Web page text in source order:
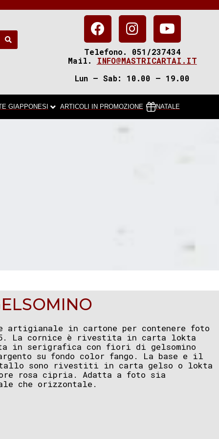
Telefono. 051/237434
Mail.
INFO@MASTRICARTAI.IT
Lun – Sab: 10.00 – 19.00
GIAPPONESI ARTICOLI IN PROMOZIONE NATALE
artigianale in cartone per contenere foto
La cornice è rivestita in carta lokta
in serigrafica con fiori di gelsomino
su fondo color fango. La base e il
sono rivestiti in carta gelso o lokta
rosa cipria. Adatta a foto sia
che orizzontale.